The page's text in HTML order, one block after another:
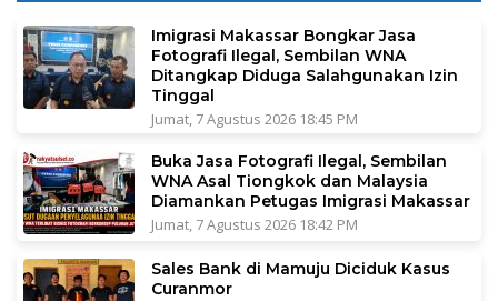
Imigrasi Makassar Bongkar Jasa
Fotografi Ilegal, Sembilan WNA
Ditangkap Diduga Salahgunakan Izin
Tinggal
Jumat, 7 Agustus 2026 18:45 PM
Buka Jasa Fotografi Ilegal, Sembilan
WNA Asal Tiongkok dan Malaysia
Diamankan Petugas Imigrasi Makassar
Jumat, 7 Agustus 2026 18:42 PM
Sales Bank di Mamuju Diciduk Kasus
Curanmor